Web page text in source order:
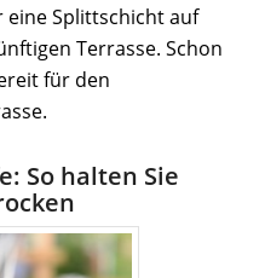
eine Splittschicht auf
Terrasse. Schon
für den
So halten Sie